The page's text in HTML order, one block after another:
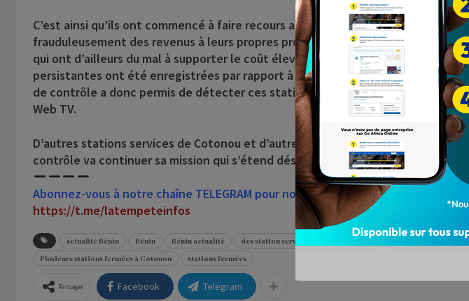
C’est ainsi qu’ils ont commencé à faire recours aux appareils ne respectant pas
frauduleusement des revenus à leurs propres profits, sabotant la sincérité de
qui ont d’ailleurs du mal à supporter le coût élevé du carburant. Plusieurs
persistantes ont été enregistrées par rapport à cette pratique au niveau de
de contrôle a donc permis de détecter ces stations qui ont été
Web TV.
D’autres stations services de Cotonou et d’autres villes pourraient connaître le
contrôle va continuer sa mission qui s’étend désormais sur toute l’étendue du
Abonnez-vous à notre chaîne TELEGRAM pour nous suivre 24h/24, en cliquant ici
https://t.me/latempeteinfos
actualité Bénin Bénin Bénin actualité des station service fermées à Cotonou
fermeture de
Plusieurs stations fermées à Cotonou
stations fermées
Partager Facebook Telegram